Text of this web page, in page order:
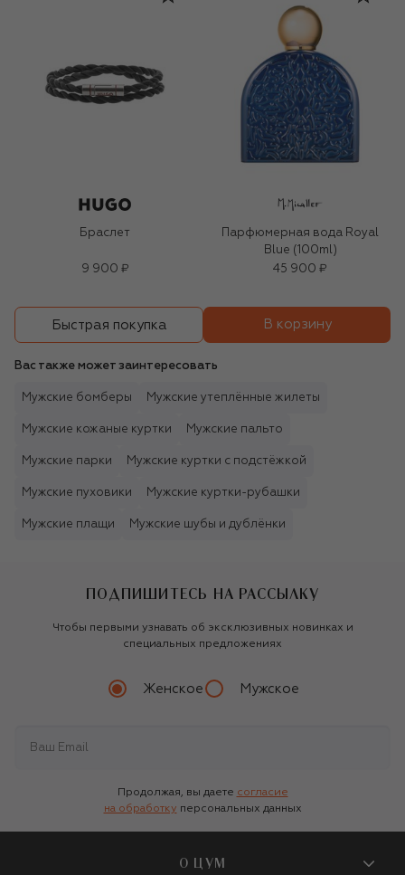
Браслет
9 900 ₽
Парфюмерная вода Royal
Blue (100ml)
45 900 ₽
Быстрая покупка В корзину
Вас также может заинтересовать
Мужские бомберы Мужские утеплённые жилеты
Мужские кожаные куртки Мужские пальто
Мужские парки Мужские куртки с подстёжкой
Мужские пуховики Мужские куртки-рубашки
Мужские плащи Мужские шубы и дублёнки
ПОДПИШИТЕСЬ НА РАССЫЛКУ
Чтобы первыми узнавать об эксклюзивных новинках и
специальных предложениях
Женское Мужское
Продолжая, вы даете согласие
на обработку персональных данных
О ЦУМ